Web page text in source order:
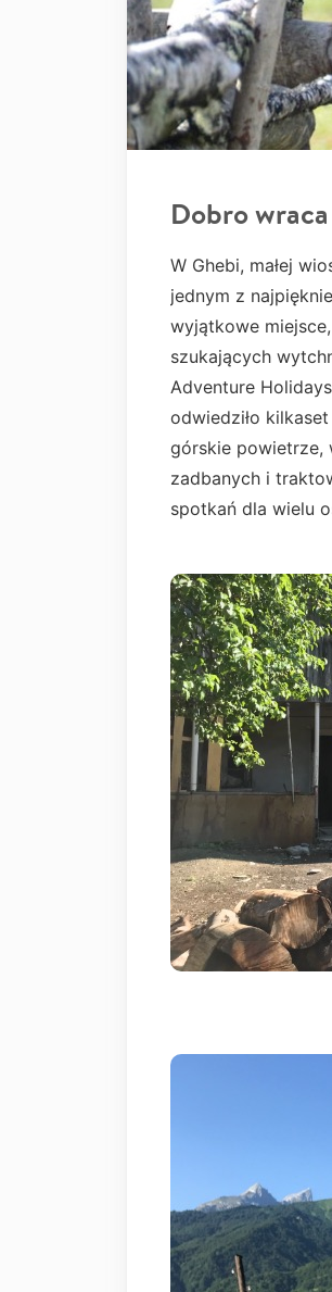
Dobro
W Ghebi, małej
jednym z
wyjątkowe
szukających
Adventure
odwiedziło
górskie powietrze,
zadbanych i
spotkań dla wielu